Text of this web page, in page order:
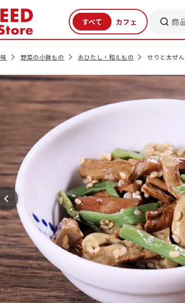
商
野菜の小鉢もの おひたし・和えもの せりと太ぜ